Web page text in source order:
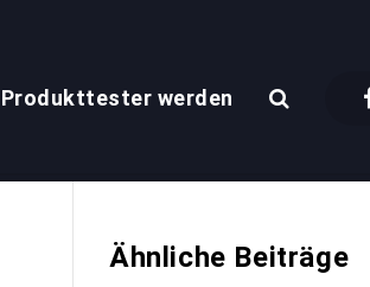
Produkttester werden
Ähnliche Beiträge